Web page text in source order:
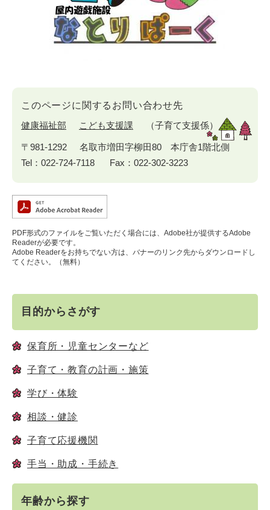
このページに関するお問い合わせ先
健康福祉部
こども支援課 子育て支援係
〒981-1292
名取市増田字柳田80 本庁舎1階北側
Tel：022-724-7118
Fax：022-302-3223
PDF形式のファイルをご覧いただく場合には、Adobe社が提供するAdobe
Readerが必要です。
Adobe Readerをお持ちでない方は、バナーのリンク先からダウンロードし
てください。（無料）
目的からさがす
保育所・児童センターなど
子育て・教育の計画・施策
学び・体験
相談・健診
子育て応援機関
手当・助成・手続き
年齢から探す